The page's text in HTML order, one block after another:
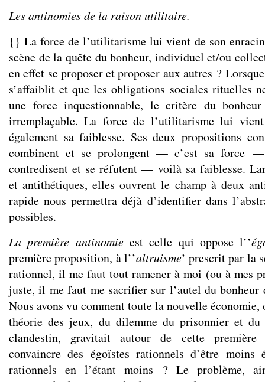
Les antinomies de la raison utilitaire.
{} La force de l’utilitarisme lui vient de son
scène de la quête du bonheur, individuel et/ou
en effet se proposer et proposer aux autres ?
s’affaiblit et que les obligations sociales rituelles
une force inquestionnable, le critère du
irremplaçable. La force de l’utilitarisme lui
également sa faiblesse. Ses deux propositions
combinent et se prolongent — c’est sa force
contredisent et se réfutent — voilà sa faiblesse.
et antithétiques, elles ouvrent le champ à deux
rapide nous permettra déjà d’identifier dans
possibles.
La première antinomie est celle qui oppose l’’
première proposition, à l’’altruisme’ prescrit par la
rationnel, il me faut tout ramener à moi (ou à mes
juste, il me faut me sacrifier sur l’autel du bonheur
Nous avons vu comment toute la nouvelle
théorie des jeux, du dilemme du prisonnier et du
clandestin, gravitait autour de cette première
convaincre des égoïstes rationnels d’être moins
rationnels en l’étant moins ? Le problème,